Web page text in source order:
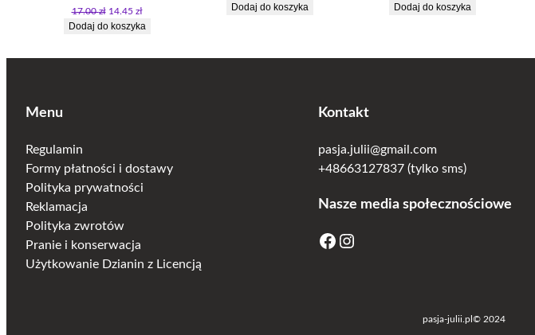
17.00zł Pierwotna
cena
14.45 złAktualna
cena
Dodaj do koszyka
Dodaj do koszyka Dodaj do koszyka
Menu
Regulamin
Formy płatności i dostawy
Polityka prywatności
Reklamacja
Polityka zwrotów
Pranie i konserwacja
Użytkowanie Dzianin z Licencją
Kontakt
pasja.julii@gmail.com
+48663127837 (tylko sms)
Nasze media społecznościowe
Facebook Instagram
pasja-julii.pl © 2024